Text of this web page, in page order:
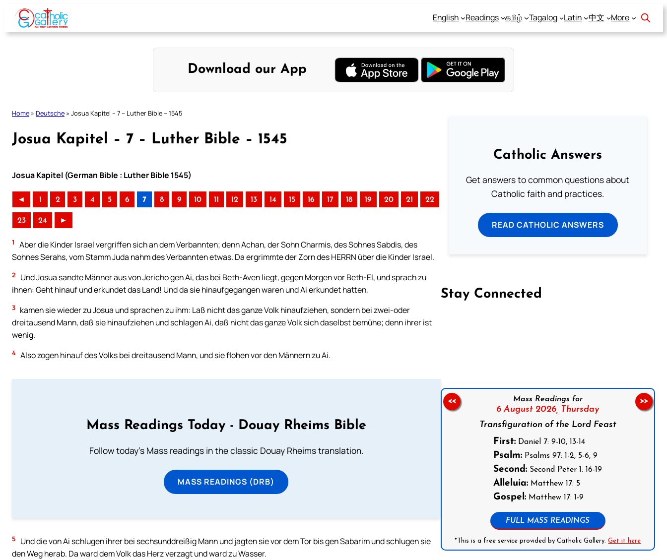
Skip
content
English Readings தமிழ் Tagalog Latin 中文 More
Download our App
Home » Deutsche » Josua Kapitel – 7 – Luther Bible – 1545
Josua Kapitel – 7 – Luther Bible – 1545
Josua Kapitel (German Bible : Luther Bible 1545)
◄ 1 2 3 4 5 6 7 8 9 10 11 12 13 14 15 16 17 18 19 20 21 22
23 24 ►
1
Aber die Kinder Israel vergriffen sich an dem Verbannten; denn Achan, der Sohn Charmis, des Sohnes Sabdis, des
Sohnes Serahs, vom Stamm Juda nahm des Verbannten etwas. Da ergrimmte der Zorn des HERRN über die Kinder Israel.
2
Und Josua sandte Männer aus von Jericho gen Ai, das bei Beth-Aven liegt, gegen Morgen vor Beth-El, und sprach zu
ihnen: Geht hinauf und erkundet das Land! Und da sie hinaufgegangen waren und Ai erkundet hatten,
3 kamen sie wieder zu Josua und sprachen zu ihm: Laß nicht das ganze Volk hinaufziehen, sondern bei zwei-oder
dreitausend Mann, daß sie hinaufziehen und schlagen Ai, daß nicht das ganze Volk sich daselbst bemühe; denn ihrer ist
wenig.
4 Also zogen hinauf des Volks bei dreitausend Mann, und sie flohen vor den Männern zu Ai.
Mass Readings Today - Douay Rheims Bible
Follow today's Mass readings in the classic Douay Rheims translation.
MASS READINGS (DRB)
5
Und die von Ai schlugen ihrer bei sechsunddreißig Mann und jagten sie vor dem Tor bis gen Sabarim und schlugen sie
den Weg herab. Da ward dem Volk das Herz verzagt und ward zu Wasser.
Catholic Answers
Get answers to common questions about
Catholic faith and practices.
READ CATHOLIC ANSWERS
Stay Connected
Mass Readings for
6 August 2026, Thursday
Transfiguration of the Lord Feast
First: Daniel 7: 9-10, 13-14
Psalm: Psalms 97: 1-2, 5-6, 9
Second: Second Peter 1: 16-19
Alleluia: Matthew 17: 5
Gospel: Matthew 17: 1-9
FULL MASS READINGS
*This is a free service provided by Catholic Gallery.Get it here
<< >>